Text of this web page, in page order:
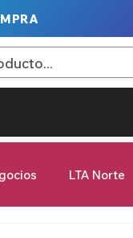
LTA Norte